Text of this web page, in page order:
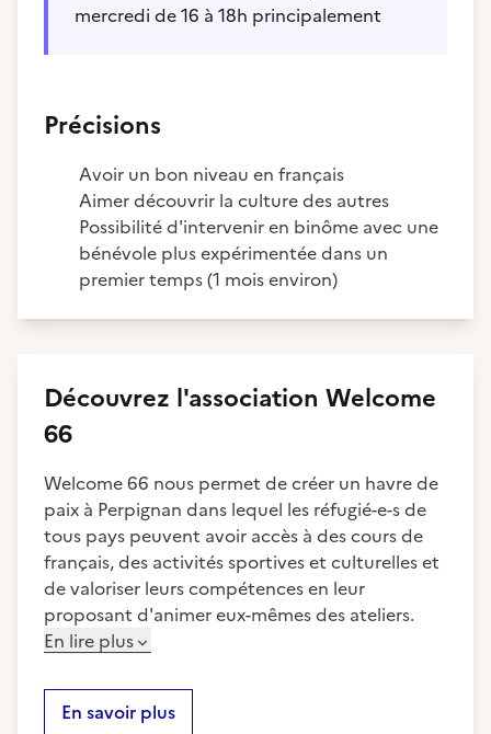
mercredi de 16 à 18h principalement
Précisions
Avoir un bon niveau en français
Aimer découvrir la culture des autres
Possibilité d'intervenir en binôme avec une
bénévole plus expérimentée dans un
premier temps (1 mois environ)
Découvrez l'association Welcome
66
Welcome 66 nous permet de créer un havre de
paix à Perpignan dans lequel les réfugié-e-s de
tous pays peuvent avoir accès à des cours de
français, des activités sportives et culturelles et
de valoriser leurs compétences en leur
proposant d'animer eux-mêmes des ateliers.
En lire plus
En savoir plus